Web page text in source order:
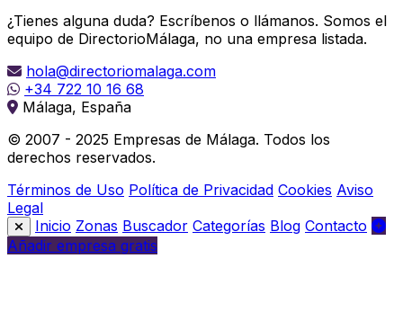
¿Tienes alguna duda? Escríbenos o llámanos. Somos el
equipo de DirectorioMálaga, no una empresa listada.
hola@directoriomalaga.com
+34 722 10 16 68
Málaga, España
© 2007 - 2025 Empresas de Málaga. Todos los
derechos reservados.
Términos de Uso Política de Privacidad Cookies Aviso
Legal
Inicio Zonas Buscador Categorías Blog Contacto
Añadir empresa gratis